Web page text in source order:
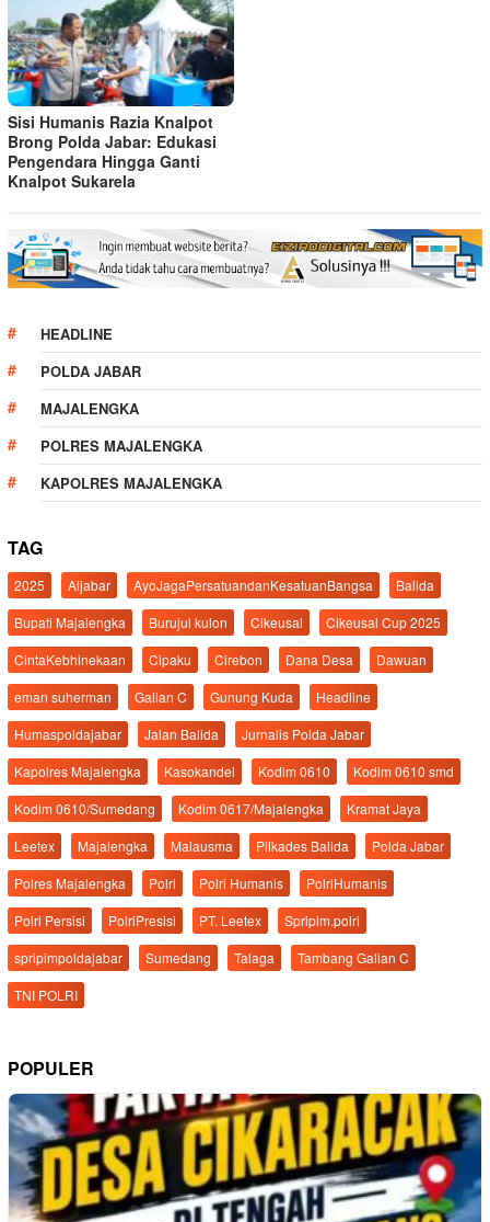
Sisi Humanis Razia Knalpot
Brong Polda Jabar: Edukasi
Pengendara Hingga Ganti
Knalpot Sukarela
HEADLINE
POLDA JABAR
MAJALENGKA
POLRES MAJALENGKA
KAPOLRES MAJALENGKA
TAG
2025 Aljabar AyoJagaPersatuandanKesatuanBangsa
Balida
Bupati Majalengka
Burujul kulon Cikeusal
Cikeusal Cup 2025
CintaKebhinekaan
Cipaku Cirebon Dana Desa
Dawuan
eman suherman
Galian C Gunung Kuda
Headline
Humaspoldajabar
Jalan Balida
Jurnalis Polda Jabar
Kapolres Majalengka
Kasokandel Kodim 0610
Kodim 0610 smd
Kodim 0610/Sumedang
Kodim 0617/Majalengka
Kramat Jaya
Leetex
Majalengka Malausma Pilkades Balida
Polda Jabar
Polres Majalengka
Polri Polri Humanis
PolriHumanis
Polri Persisi
PolriPresisi PT. Leetex
Spripim.polri
spripimpoldajabar
Sumedang Talaga
Tambang Galian C
TNI POLRI
POPULER